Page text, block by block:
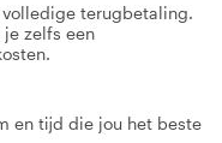
volledige terugbetaling.
je zelfs een
en tijd die jou het beste